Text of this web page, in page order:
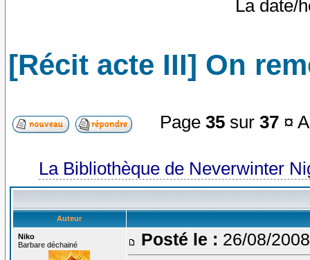
La date/
[Récit acte III] On
Page35 sur37 ¤
La Bibliothèque de Neverwinter
Auteur
Niko
Barbare déchainé
Posté le : 26/08/